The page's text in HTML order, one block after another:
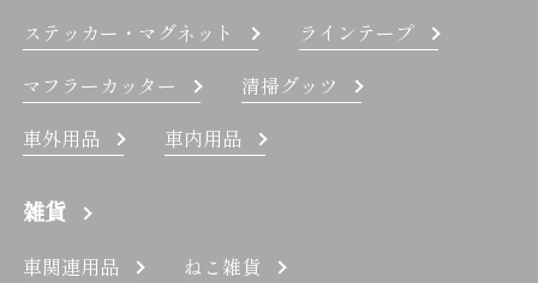
ステッカー・マグネット
ラインテープ
マフラーカッター
清掃グッツ
車外用品
車内用品
雑貨
車関連用品 ねこ雑貨